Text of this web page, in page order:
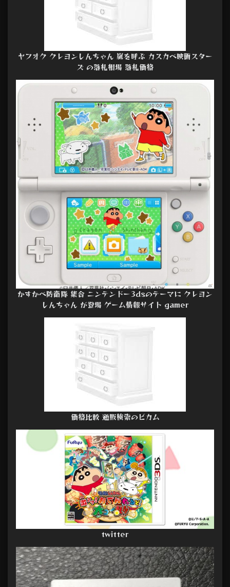
ヤフオク クレヨンしんちゃん 嵐を呼ぶ カスカベ映画スター
ズ の落札相場 落札価格
かすかべ防衛隊 集合 ニンテンドー3dsのテーマに クレヨン
しんちゃん が登場 ゲーム情報サイト gamer
価格比較 通販検索のビカム
twitter